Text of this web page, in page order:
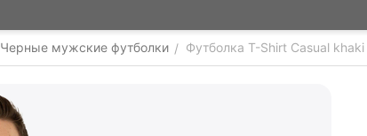
Черные мужские футболки / Футболка T-Shirt Casual khaki